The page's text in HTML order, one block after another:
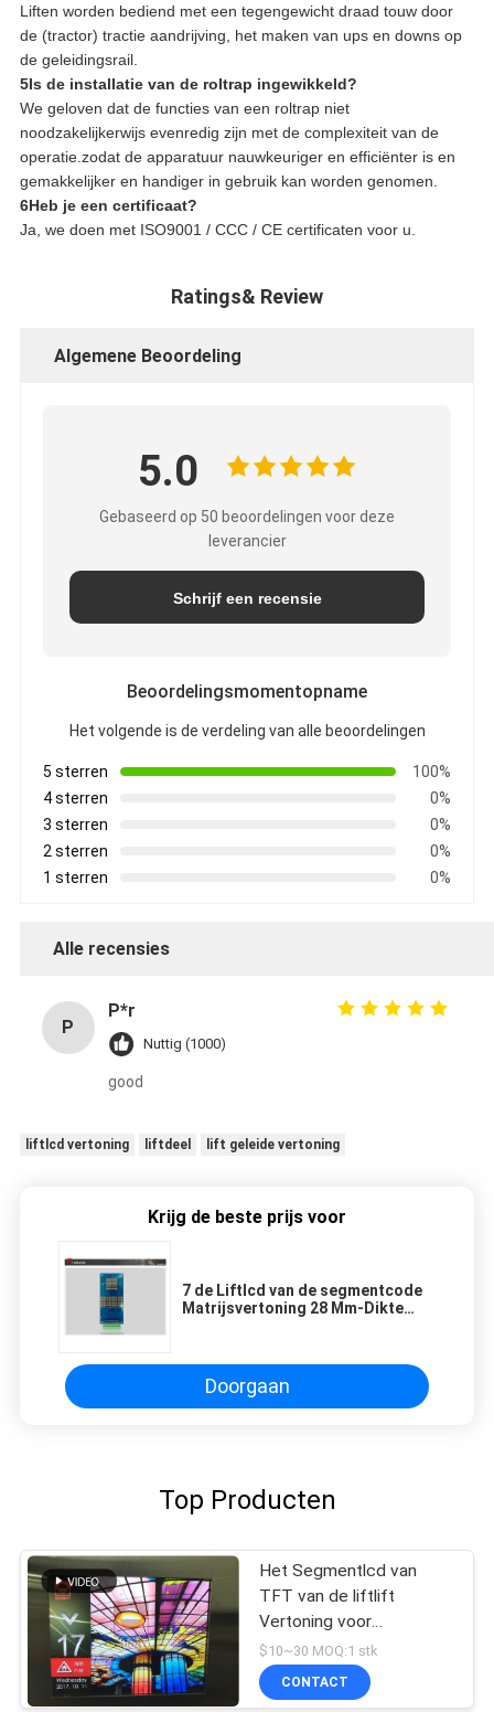
Liften worden bediend met een tegengewicht draad touw door
de (tractor) tractie aandrijving, het maken van ups en downs op
de geleidingsrail.
5Is de installatie van de roltrap ingewikkeld?
We geloven dat de functies van een roltrap niet
noodzakelijkerwijs evenredig zijn met de complexiteit van de
operatie.zodat de apparatuur nauwkeuriger en efficiënter is en
gemakkelijker en handiger in gebruik kan worden genomen.
6Heb je een certificaat?
Ja, we doen met ISO9001 / CCC / CE certificaten voor u.
Ratings& Review
Algemene Beoordeling
5.0
Gebaseerd op 50 beoordelingen voor deze
leverancier
Schrijf een recensie
Beoordelingsmomentopname
Het volgende is de verdeling van alle beoordelingen
5 sterren
100%
4 sterren
0%
3 sterren
0%
2 sterren
0%
1 sterren
0%
Alle recensies
P
P*r
Nuttig (1000)
good
liftlcd vertoning liftdeel lift geleide vertoning
Krijg de beste prijs voor
7 de Liftlcd van de segmentcode
Matrijsvertoning 28 Mm-Dikte
Doorgaan
Top Producten
Het Segmentlcd van
TFT van de liftlift
Vertoning voor
Liftvervangstukken
$10~30 MOQ:1 stk
CONTACT